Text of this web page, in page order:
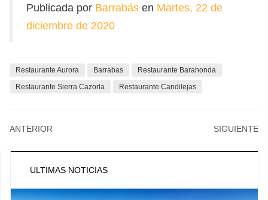
Publicada por Barrabás en Martes, 22 de
diciembre de 2020
Restaurante Aurora Barrabas
Restaurante Barahonda
Restaurante Sierra Cazorla
Restaurante Candilejas
ANTERIOR SIGUIENTE
ULTIMAS NOTICIAS